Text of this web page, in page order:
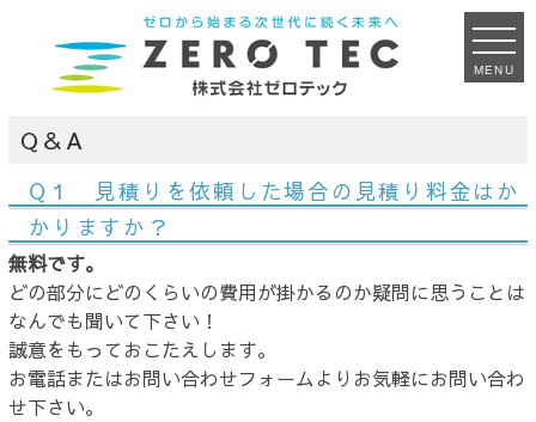
MENU
Q＆A
Q１ 見積りを依頼した場合の見積り料金はか
かりますか？
無料です。
どの部分にどのくらいの費用が掛かるのか疑問に思うことは
なんでも聞いて下さい！
誠意をもっておこたえします。
お電話またはお問い合わせフォームよりお気軽にお問い合わ
せ下さい。